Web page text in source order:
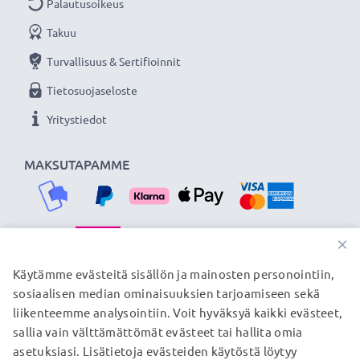
MAKSUTAPAMME
Palautusoikeus
Takuu
Turvallisuus & Sertifioinnit
Tietosuojaseloste
Yritystiedot
TOIMITUSKUMPPANIMME
© subtel.fi 2026
Kaikki hinnat sisältävät arvonlisäveron, mutta ei
×
Käytämme evästeitä sisällön ja mainosten personointiin,
sosiaalisen median ominaisuuksien tarjoamiseen sekä
liikenteemme analysointiin. Voit hyväksyä kaikki evästeet,
sallia vain välttämättömät evästeet tai hallita omia
asetuksiasi. Lisätietoja evästeiden käytöstä löytyy